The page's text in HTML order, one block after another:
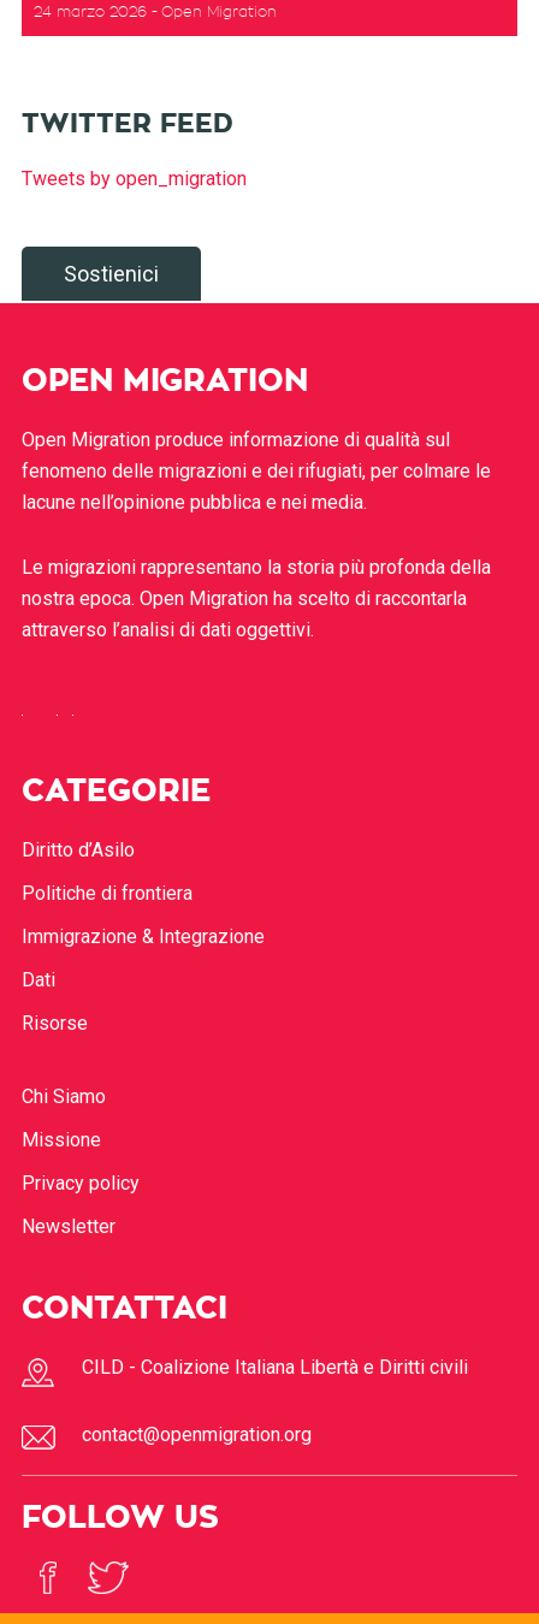
24 marzo 2026 Open Migration
TWITTER FEED
Tweets by open_migration
Sostienici
OPEN MIGRATION
Open Migration produce informazione di qualità sul
fenomeno delle migrazioni e dei rifugiati, per colmare le
lacune nell’opinione pubblica e nei media.
Le migrazioni rappresentano la storia più profonda della
nostra epoca. Open Migration ha scelto di raccontarla
attraverso l’analisi di dati oggettivi.
CATEGORIE
Diritto d’Asilo
Politiche di frontiera
Immigrazione & Integrazione
Dati
Risorse
Chi Siamo
Missione
Privacy policy
Newsletter
CONTATTACI
CILD - Coalizione Italiana Libertà e Diritti civili
contact@openmigration.org
FOLLOW US